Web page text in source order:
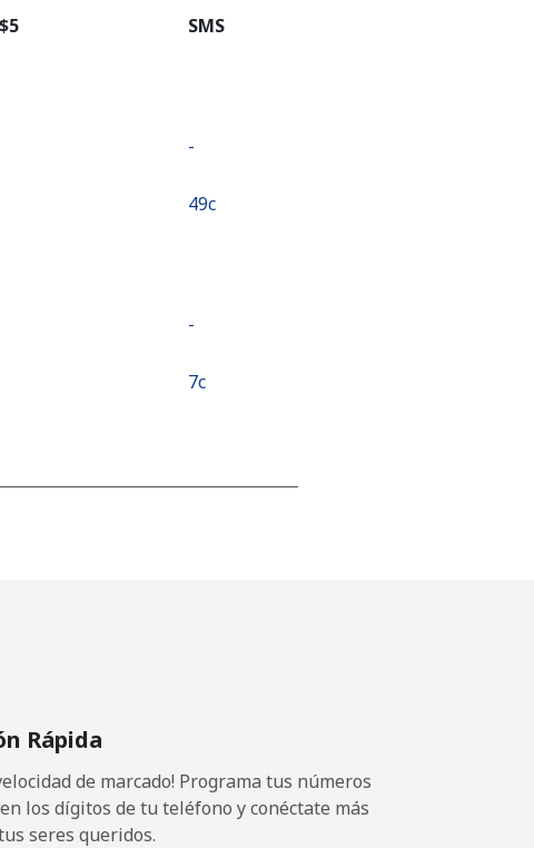
SMS
-
⁦49c⁩
-
⁦7c⁩
Rápida
de marcado! Programa tus números
los dígitos de tu teléfono y conéctate más
seres queridos.